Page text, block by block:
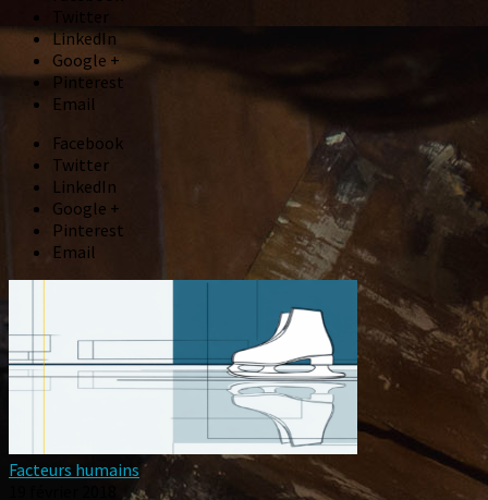
Twitter
LinkedIn
Google +
Pinterest
Email
Facebook
Twitter
LinkedIn
Google +
Pinterest
Email
Facteurs humains